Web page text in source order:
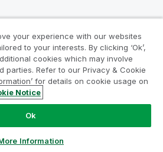
Produktvillkor
Policies
Varumärken
QlikTech International AB. Alla
your experience with our websites
to your interests. By clicking ‘Ok’,
cookies which may involve
parties. Refer to our Privacy & Cookie
for details on cookie usage on
Notice
Ok
Information